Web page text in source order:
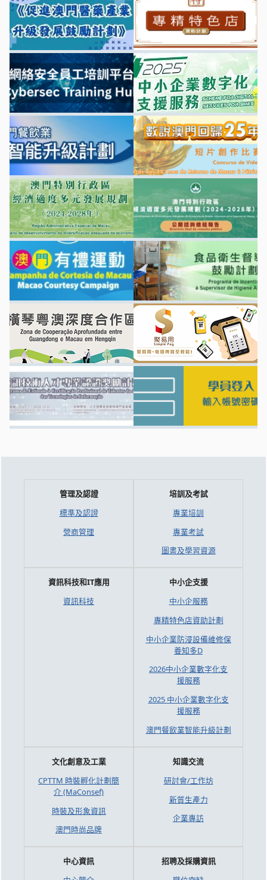
管理及認證
標準及認證
營商管理
培訓及考試
專業培訓
專業考試
圖書及學習資源
資訊科技和IT應用
資訊科技
中小企支援
中小企服務
專精特色店資助計劃
中小企業防浸設備維修保
養知多D
2026中小企業數字化支
援服務
2025 中小企業數字化支
援服務
澳門餐飲業智能升級計劃
文化創意及工業
CPTTM 時裝孵化計劃簡
介 (MaConsef)
時裝及形象資訊
澳門時尚品牌
知識交流
研討會/工作坊
新質生產力
企業專訪
中心資訊
招聘及採購資訊